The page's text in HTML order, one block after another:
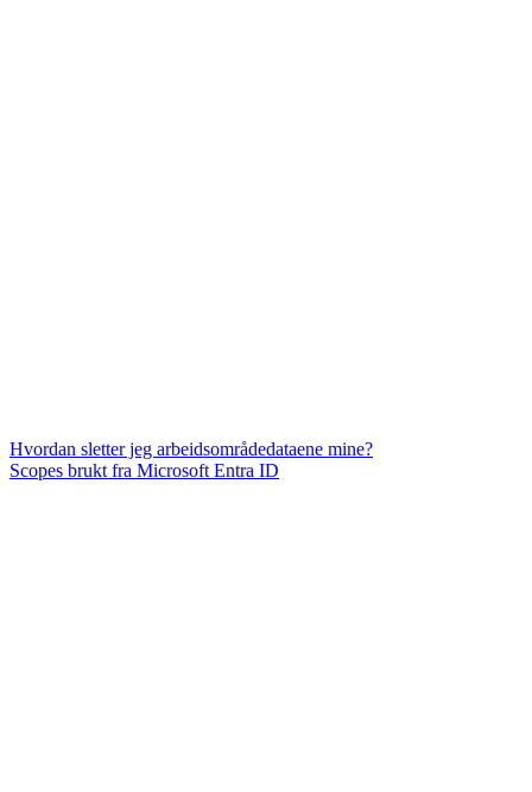
Hvordan sletter jeg arbeidsområdedataene mine?
Scopes brukt fra Microsoft Entra ID